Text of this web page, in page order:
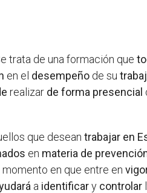
trata de una formación que
en el desempeño de su
realizar de forma presencial
que deseantrabajar en
en materia de
momento en que entre en
a identificary controlar